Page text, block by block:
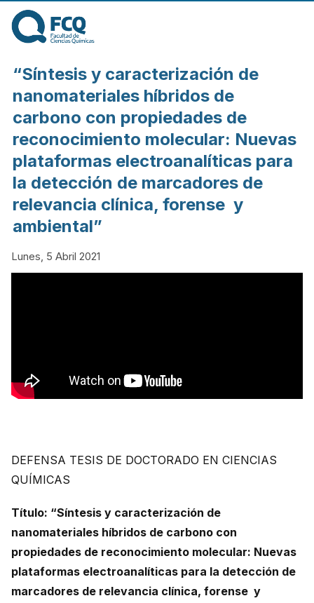
CIENCIAS
QUÍMICAS DE
LA
UNIVERSIDAD
NACIONAL DE
“Síntesis y caracterización de
nanomateriales híbridos de
carbono con propiedades de
reconocimiento molecular: Nuevas
plataformas electroanalíticas para
la detección de marcadores de
relevancia clínica, forense y
ambiental”
Lunes, 5 Abril 2021
DEFENSA TESIS DE DOCTORADO EN CIENCIAS
QUÍMICAS
Título: “Síntesis y caracterización de
nanomateriales híbridos de carbono con
propiedades de reconocimiento molecular: Nuevas
plataformas electroanalíticas para la detección de
marcadores de relevancia clínica, forense y